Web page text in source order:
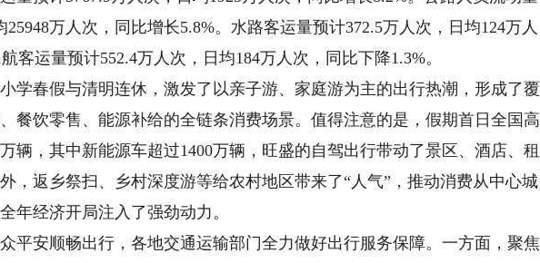
25948万人次，同比增长5.8%。水路客运量预计372.5万人次，日均124万人
客运量预计552.4万人次，日均184万人次，同比下降1.3%。
春假与清明连休，激发了以亲子游、家庭游为主的出行热潮，形成了覆
餐饮零售、能源补给的全链条消费场景。值得注意的是，假期首日全国高
辆，其中新能源车超过1400万辆，旺盛的自驾出行带动了景区、酒店、租
，返乡祭扫、乡村深度游等给农村地区带来了“人气”，推动消费从中心城
年经济开局注入了强劲动力。
安顺畅出行，各地交通运输部门全力做好出行服务保障。一方面，聚焦